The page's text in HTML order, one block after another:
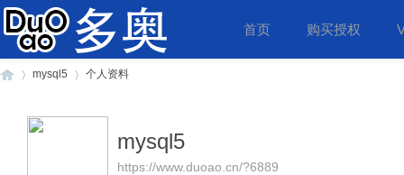
首页 购买授权
mysql5 个人资料
mysql5
https://www.duoao.cn/?6889